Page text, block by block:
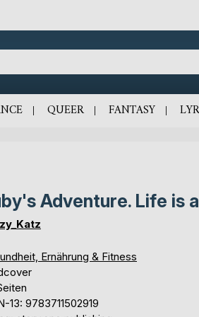
QUEER FANTASY
Adventure. Life is
Ernährung & Fitness
13: 9783711502919